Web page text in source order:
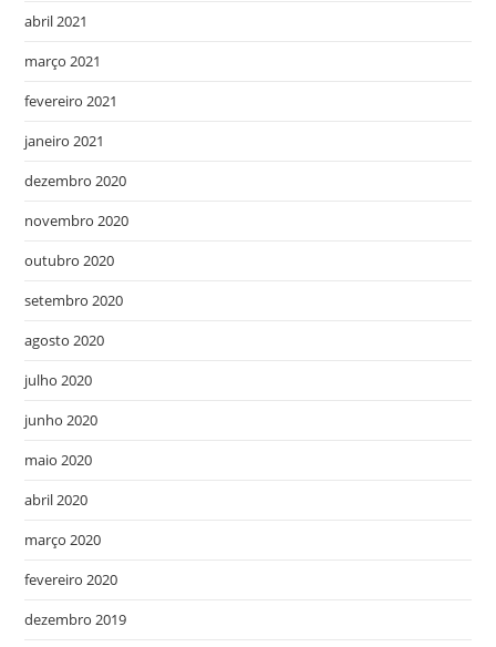
abril 2021
março 2021
fevereiro 2021
janeiro 2021
dezembro 2020
novembro 2020
outubro 2020
setembro 2020
agosto 2020
julho 2020
junho 2020
maio 2020
abril 2020
março 2020
fevereiro 2020
dezembro 2019